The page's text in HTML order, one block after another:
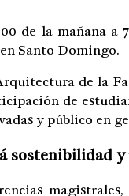
de la mañana a
Santo Domingo.
de la
de
y público en
sostenibilidad
magistrales,